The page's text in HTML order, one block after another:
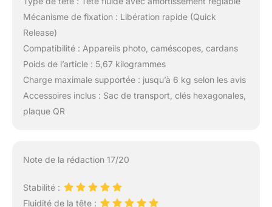
Mécanisme de fixation : Libération rapide (Quick
Release)
Compatibilité : Appareils photo, caméscopes, cardans
Poids de l’article : 5,67 kilogrammes
Charge maximale supportée : jusqu’à 6 kg selon les avis
Accessoires inclus : Sac de transport, clés hexagonales,
plaque QR
Note de la rédaction 17/20
Stabilité :
Fluidité de la tête :